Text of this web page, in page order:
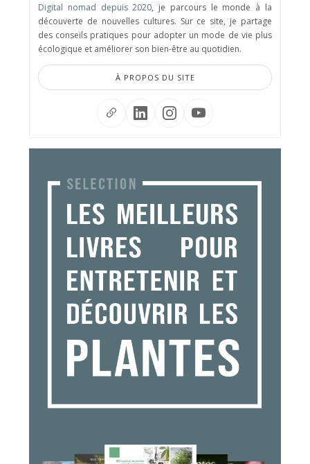
Digital nomad depuis 2020, je parcours le monde à la
découverte de nouvelles cultures. Sur ce site, je partage
des conseils pratiques pour adopter un mode de vie plus
écologique et améliorer son bien-être au quotidien.
À PROPOS DU SITE